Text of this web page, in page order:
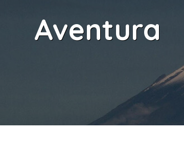
Aventura